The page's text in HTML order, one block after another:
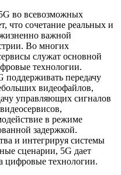
во всевозможных
что сочетание реальных и
важной
Во многих
служат основной
технологии.
поддерживать передачу
видеофайлов,
управляющих сигналов
в режиме
задержкой.
и интегрируя системы
сценарии, 5G дает
цифровые технологии.